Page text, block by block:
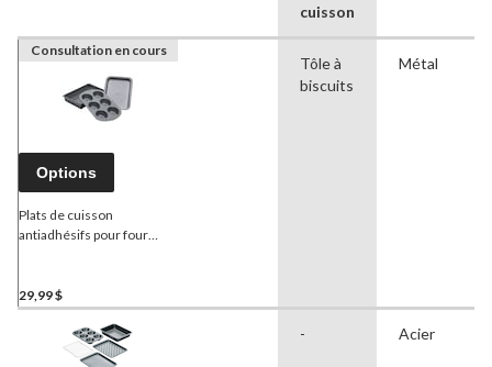
cuisson
Consultation en cours
Options
Plats de cuisson
antiadhésifs pour four
29,99 $
Tôle à
biscuits
Métal
- Acier